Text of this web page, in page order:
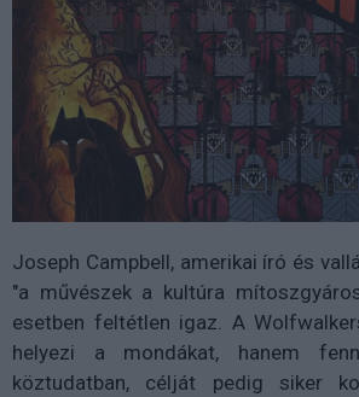
Joseph Campbell, amerikai író és
"a művészek a kultúra
esetben feltétlen igaz. A
helyezi a mondákat, hanem
köztudatban, célját pedig siker